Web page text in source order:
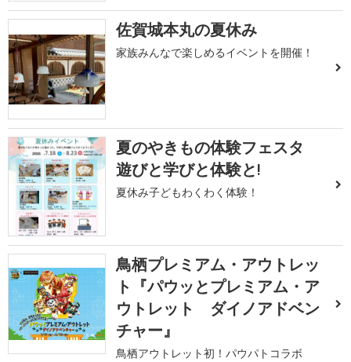
佐賀城本丸の夏休み
家族みんなで楽しめるイベントを開催！
夏のやきもの体験フェスタ
遊びと学びと体験と!
夏休み子どもわくわく体験！
鳥栖プレミアム・アウトレッ
ト『パウッとプレミアム・ア
ウトレット ダイノアドベン
チャー』
鳥栖アウトレット初！パウパトコラボ